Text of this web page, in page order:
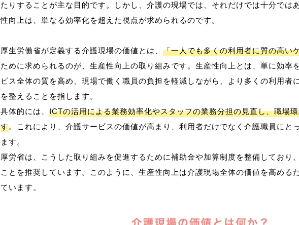
たりすることが主な目的です。しかし、介護の現場では、それだけでは十分では
性向上は、単なる効率化を超えた視点が求められるのです。
厚生労働省が定義する介護現場の価値とは、 「一人でも多くの利用者に質の高い
ために求められるのが、生産性向上の取り組みです。生産性向上とは、単に効率
ビス全体の質を高め、現場で働く職員の負担を軽減しながら、より多くの利用者
を整えることを指します。
具体的には、 ICTの活用による業務効率化やスタッフの業務分担の見直し、職場
す。これにより、介護サービスの価値が高まり、利用者だけでなく介護職員にと
ます。
厚労省は、こうした取り組みを促進するために補助金や加算制度を整備しており
ことを推奨しています。このように、生産性向上は介護現場全体の価値を高める